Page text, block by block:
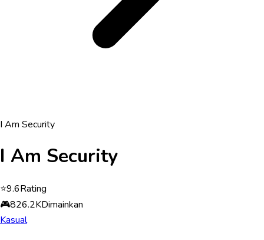
I Am Security
I Am Security
⭐9.6Rating
🎮826.2KDimainkan
Kasual